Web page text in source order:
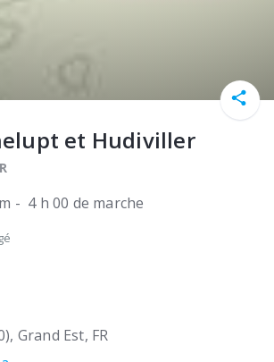
et Hudiviller
- 4 h 00 de marche
Grand Est FR